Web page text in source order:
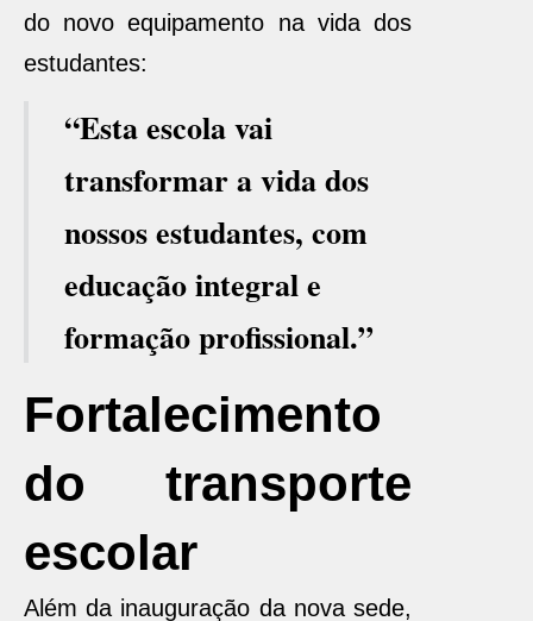
do novo equipamento na vida dos
estudantes:
“Esta escola vai
transformar a vida dos
nossos estudantes, com
educação integral e
formação profissional.”
Fortalecimento
do transporte
escolar
Além da inauguração da nova sede,